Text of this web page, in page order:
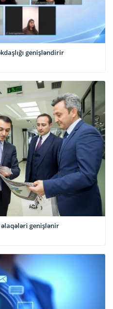
genişləndirir
genişlənir